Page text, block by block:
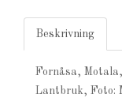
Beskrivning
Fornåsa,
Lantbruk, Foto: